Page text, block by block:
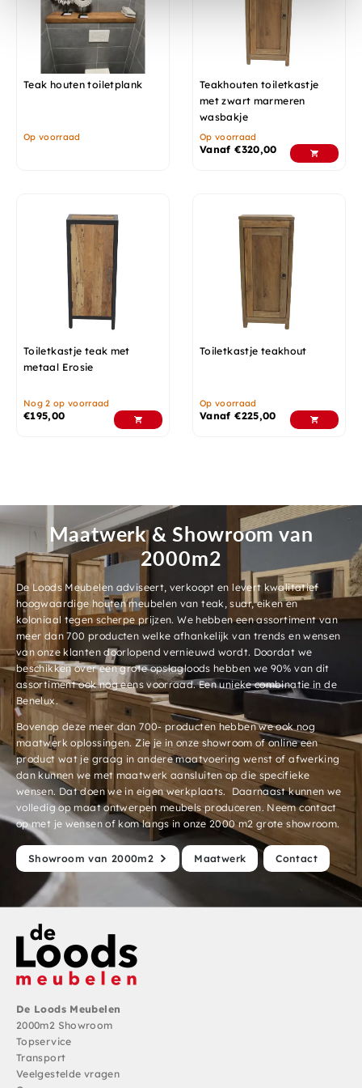
Teak houten toiletplank
Op voorraad
Teakhouten toiletkastje
met zwart marmeren
wasbakje
Op voorraad
Vanaf€320,00
Toiletkastje teak met
metaal Erosie
Nog 2 op voorraad
€195,00
Toiletkastje teakhout
Op voorraad
Vanaf€225,00
Maatwerk & Showroom van
2000m2
De Loods Meubelen adviseert, verkoopt en levert kwalitatief
hoogwaardige houten meubelen van teak, suar, eiken en
koloniaal tegen scherpe prijzen. We hebben een assortiment van
meer dan 700 producten welke afhankelijk van trends en wensen
van onze klanten doorlopend vernieuwd wordt. Doordat we
beschikken over een grote opslagloods hebben we 90% van dit
assortiment ook nog eens voorraad. Een unieke combinatie in de
Benelux.
Bovenop deze meer dan 700- producten hebben we ook nog
maatwerk oplossingen. Zie je in onze showroom of online een
product wat je graag in andere maatvoering wenst of afwerking
dan kunnen we met maatwerk aansluiten op die specifieke
wensen. Dat doen we in eigen werkplaats. Daarnaast kunnen we
volledig op maat ontwerpen meubels produceren. Neem contact
op met je wensen of kom langs in onze 2000 m2 grote showroom.
Showroom van 2000m2 Maatwerk Contact
De Loods Meubelen
2000m2 Showroom
Topservice
Transport
Veelgestelde vragen